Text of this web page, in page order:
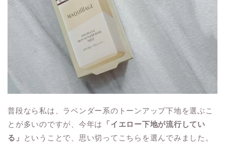
普段なら私は、ラベンダー系のトーンアップ下地を選ぶこ
とが多いのですが、今年は
「イエロー下地が流行してい
る」
ということで、思い切ってこちらを選んでみました。